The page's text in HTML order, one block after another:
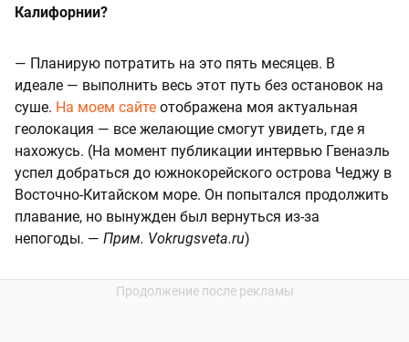
Калифорнии?
— Планирую потратить на это пять месяцев. В
идеале — выполнить весь этот путь без остановок на
суше. На моем сайте отображена моя актуальная
геолокация — все желающие смогут увидеть, где я
нахожусь. (На момент публикации интервью Гвенаэль
успел добраться до южнокорейского острова Чеджу в
Восточно-Китайском море. Он попытался продолжить
плавание, но вынужден был вернуться из-за
непогоды. — Прим. Vokrugsveta.ru)